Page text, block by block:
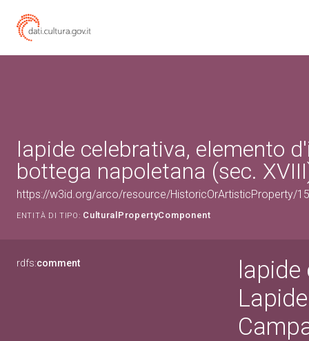
lapide celebrativa, elemento
bottega napoletana (sec.
https://w3id.org/arco/resource/HistoricOrArtisticProperty/
ENTITÀ DI TIPO: CulturalPropertyComponent
rdfs:comment